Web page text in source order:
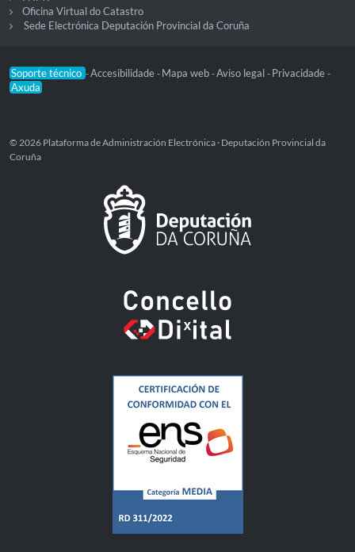
Oficina Virtual do Catastro
Sede Electrónica Deputación Provincial da Coruña
Soporte técnico -Accesibilidade - Mapa web -Aviso legal - Privacidade -
Axuda
© 2026 Plataforma de Administración Electrónica · Deputación Provincial da
Coruña